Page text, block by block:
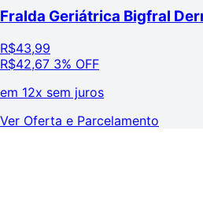
Fralda Geriátrica Bigfral
R$43,99
R$42,67 3% OFF
em 12x sem juros
Ver Oferta e Parcelamento